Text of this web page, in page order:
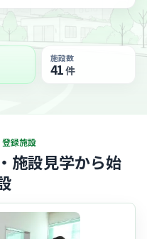
施設数
41件
録施設
施設見学から始